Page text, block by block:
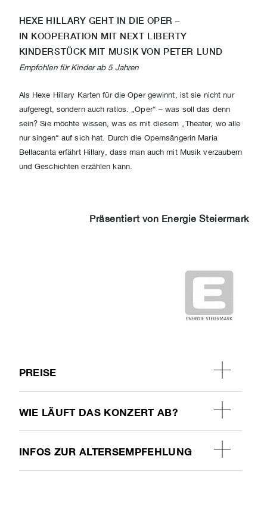
HEXE HILLARY GEHT IN DIE OPER –
IN KOOPERATION MIT NEXT LIBERTY
KINDERSTÜCK MIT MUSIK VON PETER LUND
Empfohlen für Kinder ab 5 Jahren
Als Hexe Hillary Karten für die Oper gewinnt, ist sie nicht nur
aufgeregt, sondern auch ratlos. „Oper“ – was soll das denn
sein? Sie möchte wissen, was es mit diesem „Theater, wo alle
nur singen“ auf sich hat. Durch die Opernsängerin Maria
Bellacanta erfährt Hillary, dass man auch mit Musik verzaubern
und Geschich­ten erzählen kann.
Präsentiert von Energie Steiermark
PREISE
WIE LÄUFT DAS KONZERT AB?
INFOS ZUR ALTERSEMPFEHLUNG